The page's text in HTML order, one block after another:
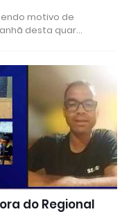
motivo de
desta quar…
do Regional